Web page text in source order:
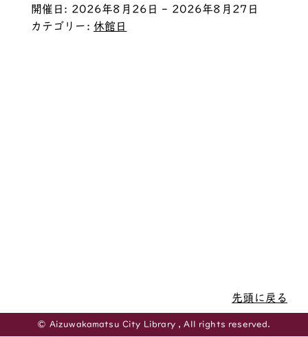
開催日: 2026年8月26日 - 2026年8月27日
カテゴリー: 休館日
先頭に戻る
© Aizuwakamatsu City Library , All rights reserved.